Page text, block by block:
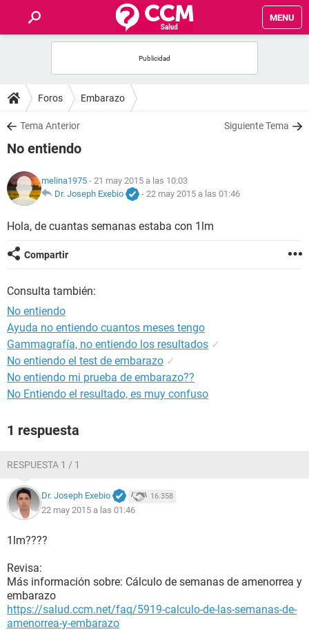
MENU
FOROS
SALUD
NUTRICIÓN
BIENESTAR
SEXUALIDAD
Foros Embarazo
Tema Anterior Siguiente Tema
No entiendo
melina1975 - 21 may 2015 a las 10:03
Dr. Joseph Exebio
- 22 may 2015 a las 01:46
Hola, de cuantas semanas estaba con 1lm
Compartir
Consulta también:
No entiendo
Ayuda no entiendo cuantos meses tengo
Gammagrafía, no entiendo los resultados ✓
No entiendo el test de embarazo ✓
No entiendo mi prueba de embarazo??
No Entiendo el resultado, es muy confuso
1 respuesta
RESPUESTA 1 / 1
Dr. Joseph Exebio 16.358
22 may 2015 a las 01:46
1lm????
Revisa:
Más información sobre: Cálculo de semanas de amenorrea y
embarazo
https://salud.ccm.net/faq/5919-calculo-de-las-semanas-de-
amenorrea-y-embarazo